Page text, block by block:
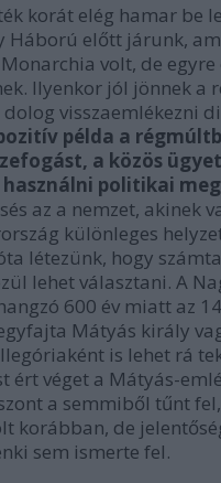
korát elég hamar be
Háború előtt járunk,
volt, de
Ilyenkor jól jönnek a
visszaemlékezni
példa a
a közös
politikai
az a nemzet, akinek
különleges
létezünk, hogy
lehet választani. A
600 év miatt az
Mátyás király
is lehet rá
ért véget a Mátyás-
a semmiből tűnt
korábban, de
sem ismerte fel.